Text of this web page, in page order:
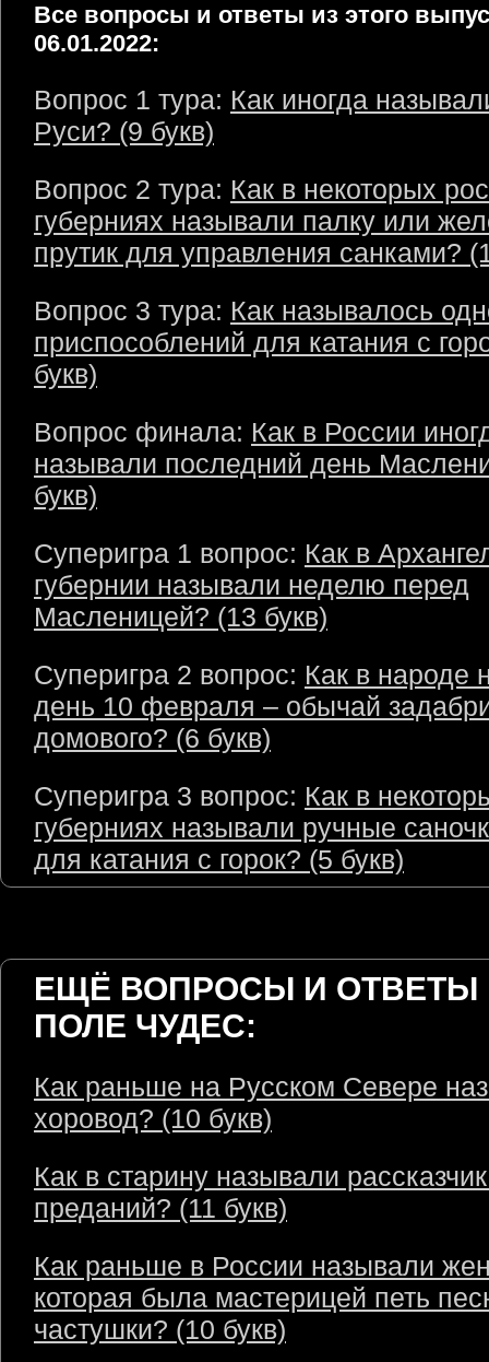
Все вопросы и ответы из этого
06.01.2022:
Вопрос 1 тура: Как иногда
Руси? (9 букв)
Вопрос 2 тура: Как в некоторых
губерниях называли палку или
прутик для управления санками?
Вопрос 3 тура: Как называлось
приспособлений для катания с
букв)
Вопрос финала: Как в России
называли последний день
букв)
Суперигра 1 вопрос: Как в
губернии называли неделю перед
Масленицей? (13 букв)
Суперигра 2 вопрос: Как в народе
день 10 февраля – обычай
домового? (6 букв)
Суперигра 3 вопрос: Как в
губерниях называли ручные
для катания с горок? (5 букв)
ЕЩЁ ВОПРОСЫ И ОТВЕТЫ
ПОЛЕ ЧУДЕС:
Как раньше на Русском Севере
хоровод? (10 букв)
Как в старину называли
преданий? (11 букв)
Как раньше в России называли
которая была мастерицей петь
частушки? (10 букв)